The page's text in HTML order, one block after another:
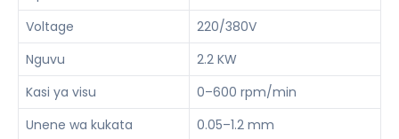
Voltage
220/380V
Nguvu
2.2 KW
Kasi ya visu
0–600 rpm/min
Unene wa kukata
0.05–1.2 mm